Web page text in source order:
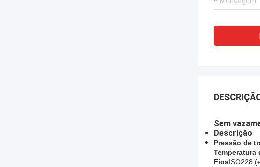
Sem
Descrição
Pressão de
Temperatura
FiosISO228